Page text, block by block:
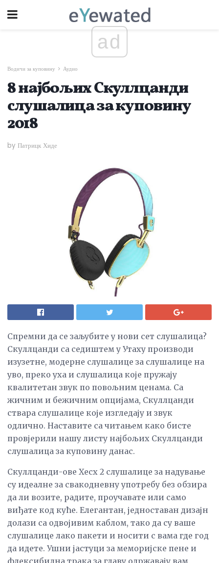
ad
Водичи за куповину Аудио
8 најбољих Скуллцанди
слушалица за куповину
2018
by Патрицк Хиде
Спремни да се заљубите у нови сет слушалица?
Скуллцанди са седиштем у Утаху производи
изузетне, модерне слушалице за слушалице на
уво, преко уха и слушалица које пружају
квалитетан звук по повољним ценама. Са
жичним и бежичним опцијама, Скуллцанди
ствара слушалице које изгледају и звук
одлично. Наставите са читањем како бисте
провјерили нашу листу најбољих Скуллцанди
слушалица за куповину данас.
Скуллцанди-ове Хесх 2 слушалице за надување
су идеалне за свакодневну употребу без обзира
да ли возите, радите, проучавате или само
виђате код куће. Елегантан, једноставан дизајн
долази са одвојивим каблом, тако да су ваше
слушалице лако пакети и носити с вама где год
да идете. Ушни јастуци за меморијске пене и
флексибилна трака за главу одржавају вам